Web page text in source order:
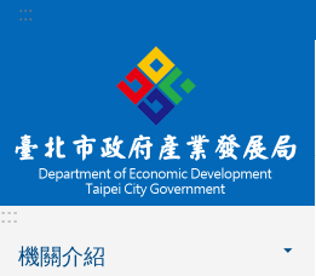
跳到主要內容區塊
:::
:::
機關介紹